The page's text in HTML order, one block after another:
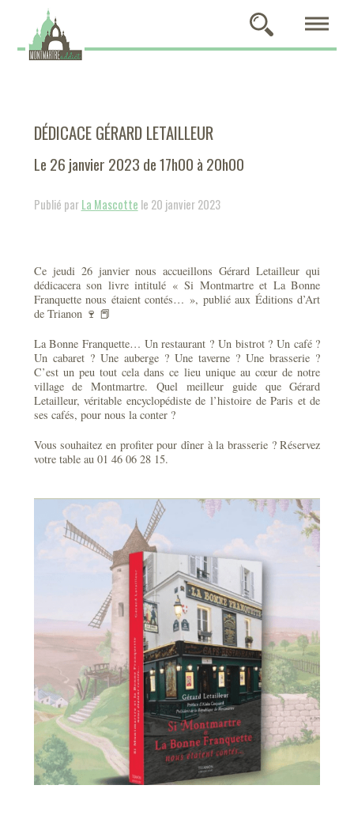
DÉDICACE GÉRARD LETAILLEUR
Le 26 janvier 2023 de 17h00 à 20h00
Publié parLa Mascotte le 20 janvier 2023
Ce jeudi 26 janvier nous accueillons Gérard Letailleur qui
dédicacera son livre intitulé « Si Montmartre et La Bonne
Franquette nous étaient contés… », publié aux Éditions d’Art
de Trianon 🍷 📕
La Bonne Franquette… Un restaurant ? Un bistrot ? Un café ?
Un cabaret ? Une auberge ? Une taverne ? Une brasserie ?
C’est un peu tout cela dans ce lieu unique au cœur de notre
village de Montmartre. Quel meilleur guide que Gérard
Letailleur, véritable encyclopédiste de l’histoire de Paris et de
ses cafés, pour nous la conter ?
Vous souhaitez en profiter pour dîner à la brasserie ? Réservez
votre table au 01 46 06 28 15.